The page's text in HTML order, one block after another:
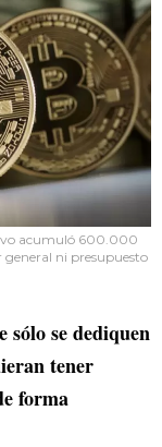
acumuló 600.000
general ni presupuesto
sólo se dediquen
tener
forma